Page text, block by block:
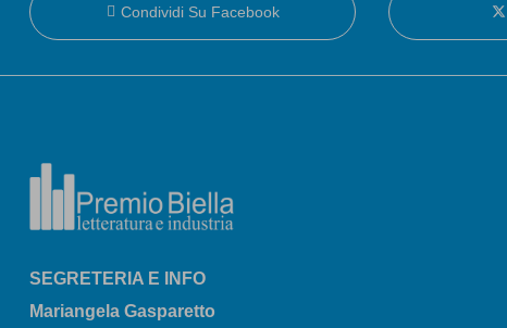
Condividi Su Facebook
SEGRETERIA E INFO
Mariangela Gasparetto